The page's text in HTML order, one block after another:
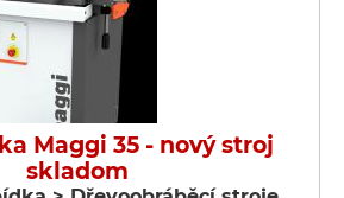
Maggi 35 - nový stroj
skladom